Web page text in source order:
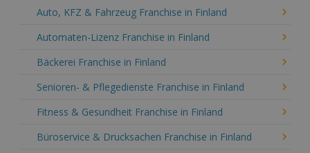
Auto, KFZ & Fahrzeug Franchise in Finland
Automaten-Lizenz Franchise in Finland
Bäckerei Franchise in Finland
Senioren- & Pflegedienste Franchise in Finland
Fitness & Gesundheit Franchise in Finland
Büroservice & Drucksachen Franchise in Finland